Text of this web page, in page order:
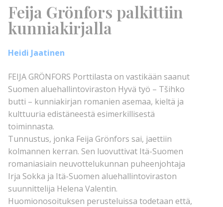
Feija Grönfors palkittiin
kunniakirjalla
Heidi Jaatinen
FEIJA GRÖNFORS Porttilasta on vastikään saanut
Suomen aluehallintoviraston Hyvä työ – Tšihko
butti – kunniakirjan romanien asemaa, kieltä ja
kulttuuria edistäneestä esimerkillisestä
toiminnasta.
Tunnustus, jonka Feija Grönfors sai, jaettiin
kolmannen kerran. Sen luovuttivat Itä-Suomen
romaniasiain neuvottelukunnan puheenjohtaja
Irja Sokka ja Itä-Suomen aluehallintoviraston
suunnittelija Helena Valentin.
Huomionosoituksen perusteluissa todetaan että,